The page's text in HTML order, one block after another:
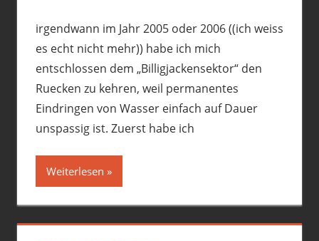
irgendwann im Jahr 2005 oder 2006 ((ich weiss
es echt nicht mehr)) habe ich mich
entschlossen dem „Billigjackensektor“ den
Ruecken zu kehren, weil permanentes
Eindringen von Wasser einfach auf Dauer
unspassig ist. Zuerst habe ich
Weiterlesen